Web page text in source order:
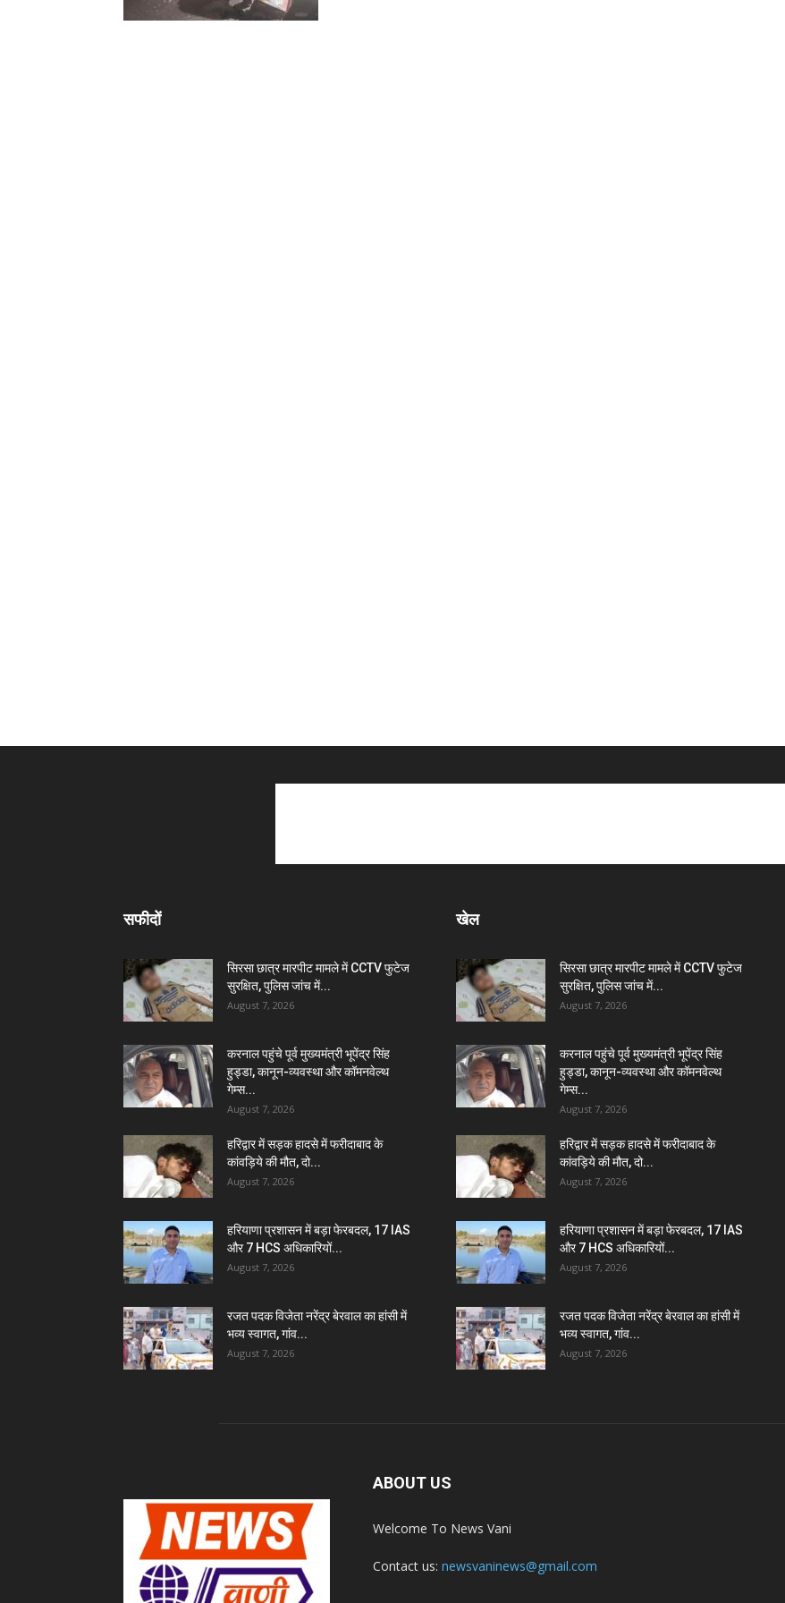
सफीदों
सिरसा छात्र मारपीट मामले में CCTV फुटेज
सुरक्षित, पुलिस जांच में...
August 7, 2026
करनाल पहुंचे पूर्व मुख्यमंत्री भूपेंद्र सिंह
हुड्डा, कानून-व्यवस्था और कॉमनवेल्थ
गेम्स...
August 7, 2026
हरिद्वार में सड़क हादसे में फरीदाबाद के
कांवड़िये की मौत, दो...
August 7, 2026
हरियाणा प्रशासन में बड़ा फेरबदल, 17 IAS
और 7 HCS अधिकारियों...
August 7, 2026
रजत पदक विजेता नरेंद्र बेरवाल का हांसी में
भव्य स्वागत, गांव...
August 7, 2026
खेल
सिरसा छात्र मारपीट मामले में CCTV फुटेज
सुरक्षित, पुलिस जांच में...
August 7, 2026
करनाल पहुंचे पूर्व मुख्यमंत्री भूपेंद्र सिंह
हुड्डा, कानून-व्यवस्था और कॉमनवेल्थ
गेम्स...
August 7, 2026
हरिद्वार में सड़क हादसे में फरीदाबाद के
कांवड़िये की मौत, दो...
August 7, 2026
हरियाणा प्रशासन में बड़ा फेरबदल, 17 IAS
और 7 HCS अधिकारियों...
August 7, 2026
रजत पदक विजेता नरेंद्र बेरवाल का हांसी में
भव्य स्वागत, गांव...
August 7, 2026
ABOUT US
Welcome To News Vani
Contact us: newsvaninews@gmail.com